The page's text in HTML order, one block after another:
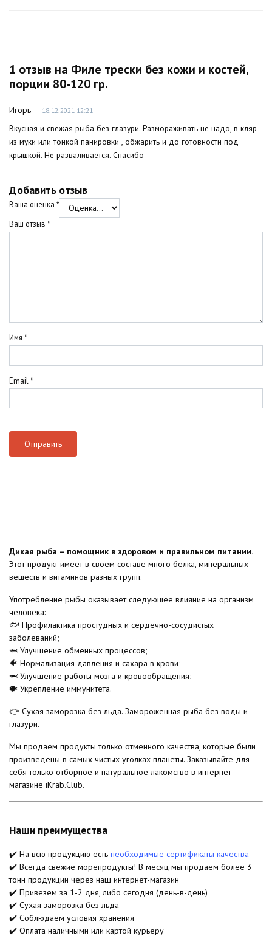
1 отзыв на Филе трески без кожи и костей,
порции 80-120 гр.
Игорь – 18.12.2021 12:21
Вкусная и свежая рыба без глазури. Размораживать не надо, в кляр
из муки или тонкой панировки , обжарить и до готовности под
крышкой. Не разваливается. Спасибо
Добавить отзыв
Ваша оценка *
Ваш отзыв *
Имя *
Email *
Дикая рыба – помощник в здоровом и правильном питании.
Этот продукт имеет в своем составе много белка, минеральных
веществ и витаминов разных групп.
Употребление рыбы оказывает следующее влияние на организм
человека:
🐟 Профилактика простудных и сердечно-сосудистых
заболеваний;
🦈 Улучшение обменных процессов;
🐠 Нормализация давления и сахара в крови;
🦈 Улучшение работы мозга и кровообращения;
🐡 Укрепление иммунитета.
👉 Сухая заморозка без льда. Замороженная рыба без воды и
глазури.
Мы продаем продукты только отменного качества, которые были
произведены в самых чистых уголках планеты. Заказывайте для
себя только отборное и натуральное лакомство в интернет-
магазине iKrab.Club.
Наши преимущества
✔️ На всю продукцию есть необходимые сертификаты качества
✔️ Всегда свежие морепродукты! В месяц мы продаем более 3
тонн продукции через наш интернет-магазин
✔️ Привезем за 1-2 дня, либо сегодня (день-в-день)
✔️ Сухая заморозка без льда
✔️ Соблюдаем условия хранения
✔️ Оплата наличными или картой курьеру